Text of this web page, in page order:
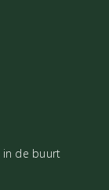
in de buurt